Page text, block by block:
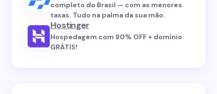
completo do Brasil — com as menores
taxas. Tudo na palma da sua mão.
Hostinger
Hospedagem com 90% OFF + domínio
GRÁTIS!